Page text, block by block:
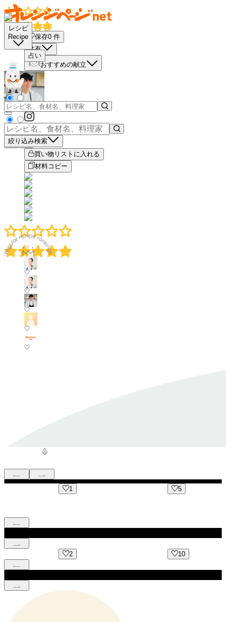
レシピ
Recipe
占い
絞り込み検索
保存0 件
共有
おすすめの献立
－
＋
買い物リストに入れる
材料コピー
1 5
2 10